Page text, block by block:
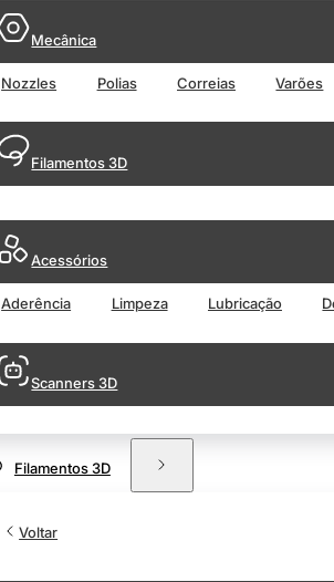
Mecânica
Nozzles Polias Correias Varões
Filamentos 3D
Acessórios
Aderência Limpeza Lubricação
Scanners 3D
Filamentos 3D
Voltar